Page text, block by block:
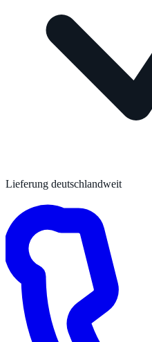
Lieferung deutschlandweit